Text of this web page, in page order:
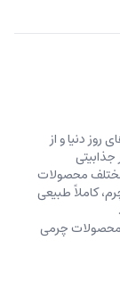
روز دنیا و از
جذابیتی
مختلف محصولات
کاملاً طبیعی
محصولات چرمی